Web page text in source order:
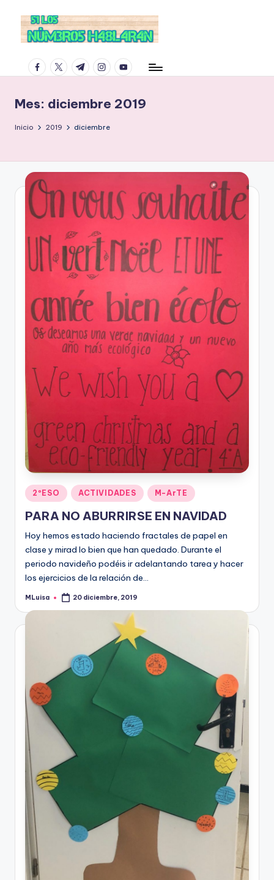
facebook.com
twitter.com
t.me instagram.com
youtube.com
Mes: diciembre 2019
Inicio 2019 diciembre
Publicado
en
2ºESO ACTIVIDADES M-ArTE
PARA NO ABURRIRSE EN NAVIDAD
Hoy hemos estado haciendo fractales de papel en
clase y mirad lo bien que han quedado. Durante el
periodo navideño podéis ir adelantando tarea y hacer
los ejercicios de la relación de…
Publicado
MLuisa 20 diciembre, 2019